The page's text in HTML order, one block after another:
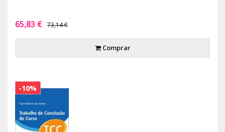
65,83 € 73,14 €
Comprar
-10%